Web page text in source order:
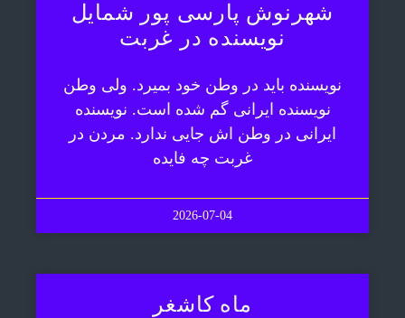
شهرنوش پارسی پور شمایل
نویسنده در غربت
نویسنده باید در وطن خود بمیرد. ولی وطن
نویسنده ایرانی گم شده است. نویسنده
ایرانی در وطن اش جایی ندارد. مردن در
غربت چه فایده
2026-07-04
ماه کاشغر